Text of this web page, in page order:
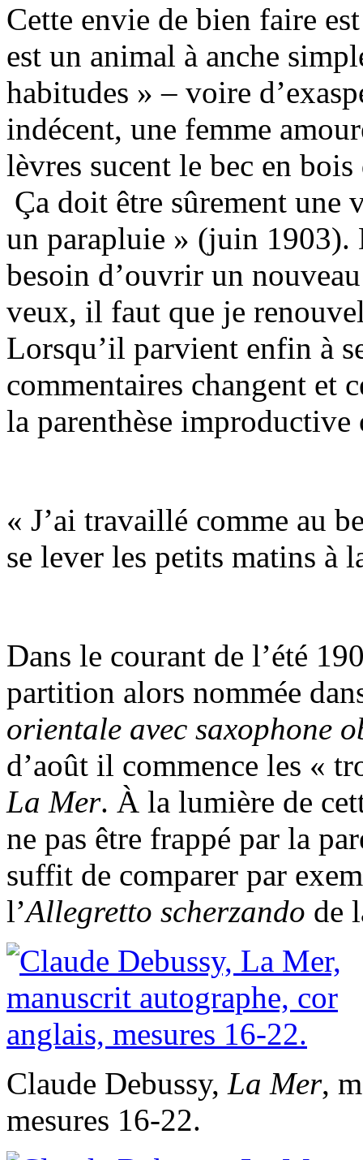
Cette envie de bien faire
est un animal à anche
habitudes » – voire
indécent, une femme
lèvres sucent le bec en
Ça doit être sûrement une
un parapluie » (juin 1903).
besoin d’ouvrir un
veux, il faut que je
Lorsqu’il parvient enfin à
commentaires changent et
la parenthèse improductive
« J’ai travaillé comme au
se lever les petits matins
Dans le courant de l’été
partition alors nommée
orientale avec saxophone
d’août il commence les «
La Mer. À la lumière de
ne pas être frappé par la
suffit de comparer par
l’Allegretto scherzando de
Claude Debussy, La Mer,
mesures 16-22.